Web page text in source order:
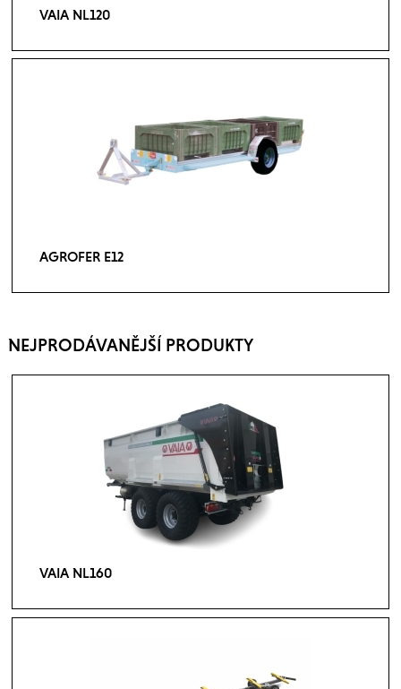
VAIA NL120
AGROFER E12
NEJPRODÁVANĚJŠÍ PRODUKTY
VAIA NL160